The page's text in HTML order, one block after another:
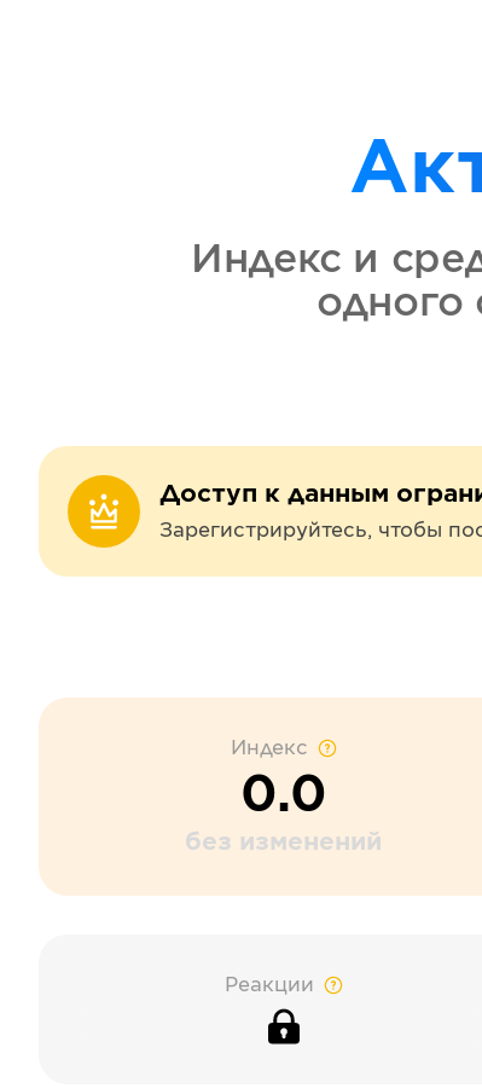
Индекс и
одного
Доступ к данным
Зарегистрируйтесь, чтобы
Индекс
0.0
без изменений
Реакции